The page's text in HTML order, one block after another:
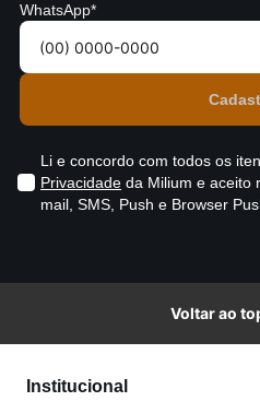
WhatsApp*
Li e concordo com todos os
Privacidade da Milium e aceito
mail, SMS, Push e Browser
Voltar ao
Institucional